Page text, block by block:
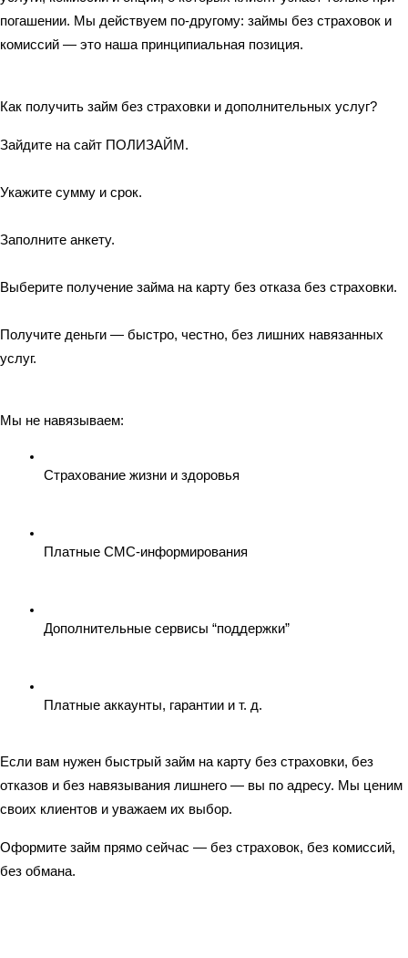
погашении. Мы действуем по-другому: займы без страховок и
комиссий — это наша принципиальная позиция.
Как получить займ без страховки и дополнительных услуг?
Зайдите на сайт ПОЛИЗАЙМ.
Укажите сумму и срок.
Заполните анкету.
Выберите получение займа на карту без отказа без страховки.
Получите деньги — быстро, честно, без лишних навязанных
услуг.
Мы не навязываем:
Страхование жизни и здоровья
Платные СМС-информирования
Дополнительные сервисы “поддержки”
Платные аккаунты, гарантии и т. д.
Если вам нужен быстрый займ на карту без страховки, без
отказов и без навязывания лишнего — вы по адресу. Мы ценим
своих клиентов и уважаем их выбор.
Оформите займ прямо сейчас — без страховок, без комиссий,
без обмана.